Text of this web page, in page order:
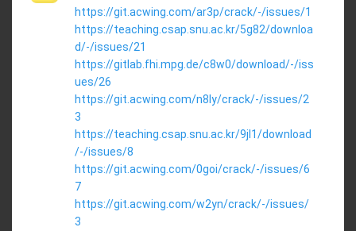
https://git.acwing.com/ar3p/crack/-/issues/1
https://teaching.csap.snu.ac.kr/5g82/downloa
d/-/issues/21
https://gitlab.fhi.mpg.de/c8w0/download/-/iss
ues/26
https://git.acwing.com/n8ly/crack/-/issues/2
3
https://teaching.csap.snu.ac.kr/9jl1/download
/-/issues/8
https://git.acwing.com/0goi/crack/-/issues/6
7
https://git.acwing.com/w2yn/crack/-/issues/
3